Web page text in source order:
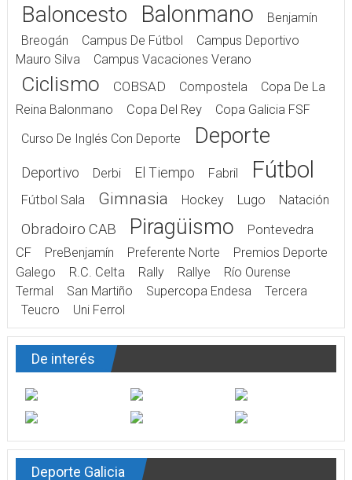
Baloncesto Balonmano
Benjamín
Breogán
Campus De Fútbol
Campus Deportivo
Mauro Silva
Campus Vacaciones Verano
Ciclismo COBSAD Compostela
Copa De La
Reina Balonmano
Copa Del Rey
Copa Galicia FSF
Curso De Inglés Con Deporte
Deporte
Deportivo Derbi El Tiempo Fabril Fútbol
Fútbol Sala Gimnasia Hockey Lugo Natación
Obradoiro CAB Piragüismo
Pontevedra
CF
PreBenjamín Preferente Norte
Premios Deporte
Galego
R.C. Celta Rally Rallye
Río Ourense
Termal
San Martiño Supercopa Endesa
Tercera
Teucro
Uni Ferrol
De interés
Deporte Galicia